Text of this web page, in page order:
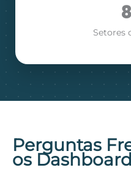
Setores
Perguntas
os